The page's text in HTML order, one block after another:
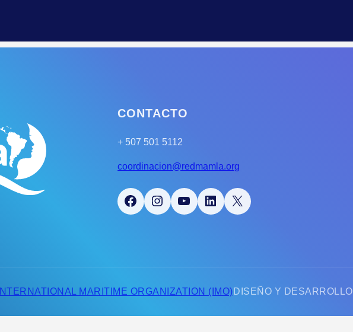
CONTACTO
+ 507 501 5112
coordinacion@redmamla.org
Facebook Instagram YouTube LinkedIn X
INTERNATIONAL MARITIME ORGANIZATION (IMO)DISEÑO Y DESARROLLO